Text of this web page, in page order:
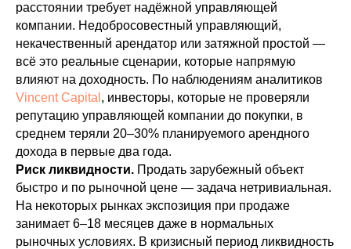
расстоянии требует надёжной управляющей
компании. Недобросовестный управляющий,
некачественный арендатор или затяжной простой —
всё это реальные сценарии, которые напрямую
влияют на доходность. По наблюдениям аналитиков
Vincent Capital , инвесторы, которые не проверяли
репутацию управляющей компании до покупки, в
среднем теряли 20–30% планируемого арендного
дохода в первые два года.
Риск ликвидности. Продать зарубежный объект
быстро и по рыночной цене — задача нетривиальная.
На некоторых рынках экспозиция при продаже
занимает 6–18 месяцев даже в нормальных
рыночных условиях. В кризисный период ликвидность